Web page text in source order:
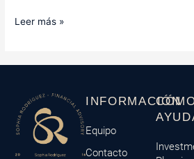
Leer más »
INFORMACIÓN
Equipo
Contacto